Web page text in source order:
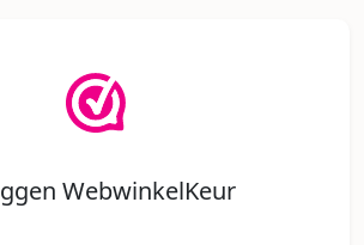
WebwinkelKeur